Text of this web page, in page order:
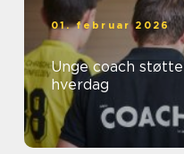
01. februar 2026
Unge coach støtte til unge i en presset
hverdag